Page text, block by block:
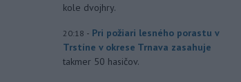
kole dvojhry.
20:18 - Pri požiari lesného porastu v
Trstíne v okrese Trnava zasahuje
takmer 50 hasičov.